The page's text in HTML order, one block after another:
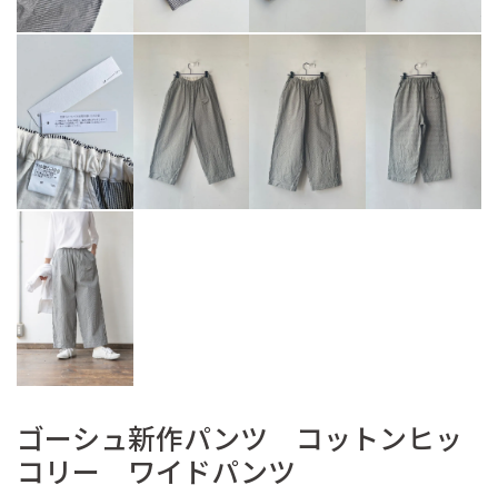
ゴーシュ新作パンツ コットンヒッ
コリー ワイドパンツ